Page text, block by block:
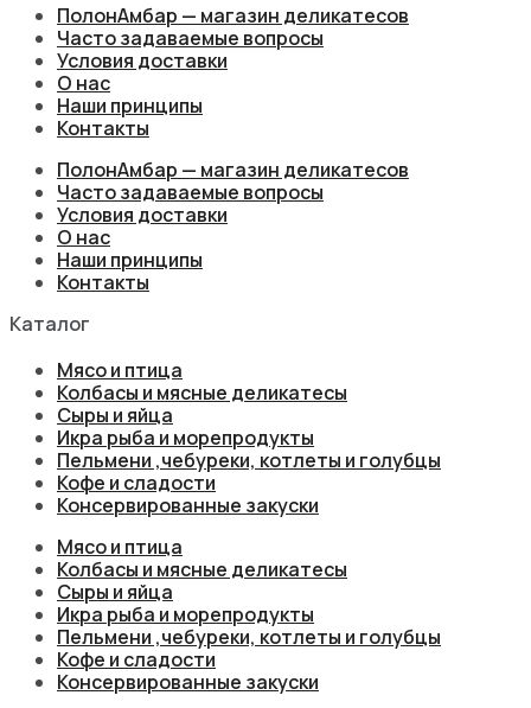
ПолонАмбар — магазин деликатесов
Часто задаваемые вопросы
Условия доставки
О нас
Наши принципы
Контакты
ПолонАмбар — магазин деликатесов
Часто задаваемые вопросы
Условия доставки
О нас
Наши принципы
Контакты
Каталог
Мясо и птица
Колбасы и мясные деликатесы
Сыры и яйца
Икра рыба и морепродукты
Пельмени ,чебуреки, котлеты и голубцы
Кофе и сладости
Консервированные закуски
Мясо и птица
Колбасы и мясные деликатесы
Сыры и яйца
Икра рыба и морепродукты
Пельмени ,чебуреки, котлеты и голубцы
Кофе и сладости
Консервированные закуски